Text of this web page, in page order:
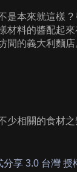
是本來就這樣
材料的醬配起
的義大利麵店
少相關的食材
享 3.0 台灣 授